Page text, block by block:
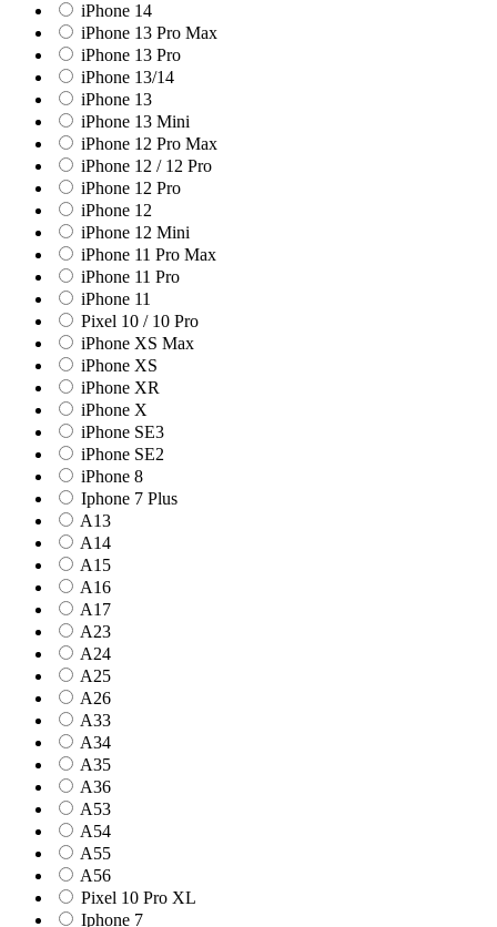
iPhone 14
iPhone 13 Pro Max
iPhone 13 Pro
iPhone 13/14
iPhone 13
iPhone 13 Mini
iPhone 12 Pro Max
iPhone 12 / 12 Pro
iPhone 12 Pro
iPhone 12
iPhone 12 Mini
iPhone 11 Pro Max
iPhone 11 Pro
iPhone 11
Pixel 10 / 10 Pro
iPhone XS Max
iPhone XS
iPhone XR
iPhone X
iPhone SE3
iPhone SE2
iPhone 8
Iphone 7 Plus
A13
A14
A15
A16
A17
A23
A24
A25
A26
A33
A34
A35
A36
A53
A54
A55
A56
Pixel 10 Pro XL
Iphone 7